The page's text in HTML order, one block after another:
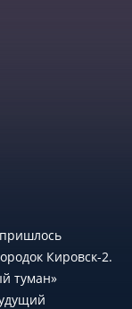
Кировск-2.
туман»